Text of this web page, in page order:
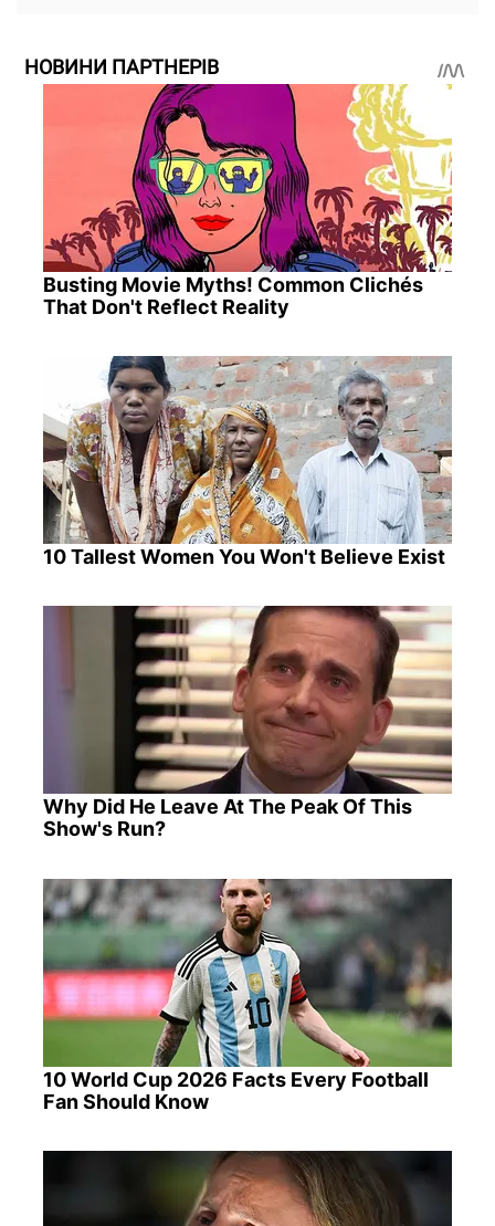
НОВИНИ ПАРТНЕРІВ
Busting Movie Myths! Common Clichés
That Don't Reflect Reality
10 Tallest Women You Won't Believe Exist
Why Did He Leave At The Peak Of This
Show's Run?
10 World Cup 2026 Facts Every Football
Fan Should Know